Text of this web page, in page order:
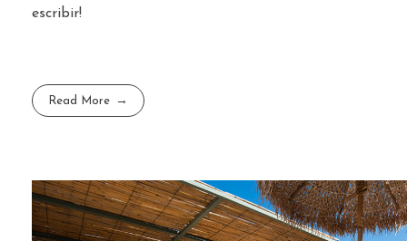
escribir!
Read More